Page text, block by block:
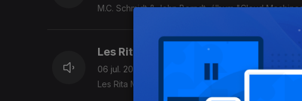
M.C. Schmidt & John Berndt, álbum "Cloud
Les Rita Mitsouko
06 jul. 2026
Les Rita Mitsouko, álbum "Rita Mitsouko" (1984).